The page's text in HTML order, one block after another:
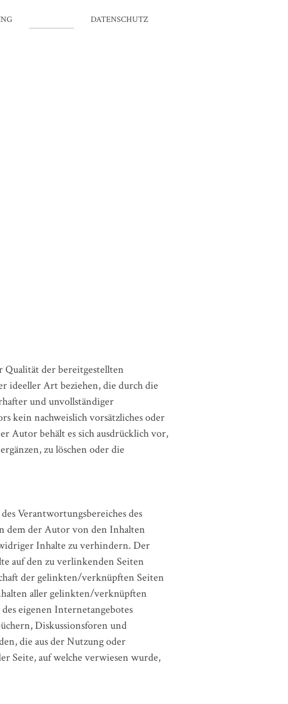
DATENSCHUTZ
der bereitgestellten
ideeller Art beziehen, die durch die
und unvollständiger
kein nachweislich vorsätzliches oder
Autor behält es sich ausdrücklich vor,
zu löschen oder die
Verantwortungsbereiches des
dem der Autor von den Inhalten
Inhalte zu verhindern. Der
auf den zu verlinkenden Seiten
der gelinkten/verknüpften Seiten
aller gelinkten/verknüpften
eigenen Internetangebotes
Diskussionsforen und
die aus der Nutzung oder
Seite, auf welche verwiesen wurde,